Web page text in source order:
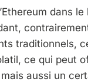
dans
traditionnels,
ce qui peut
aussi un